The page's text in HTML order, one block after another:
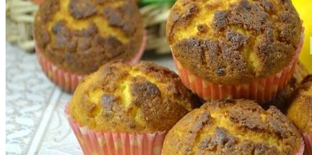
Почему Нельзя Повторно Кипятить
Воду Для Приготовления Чая Или Кофе